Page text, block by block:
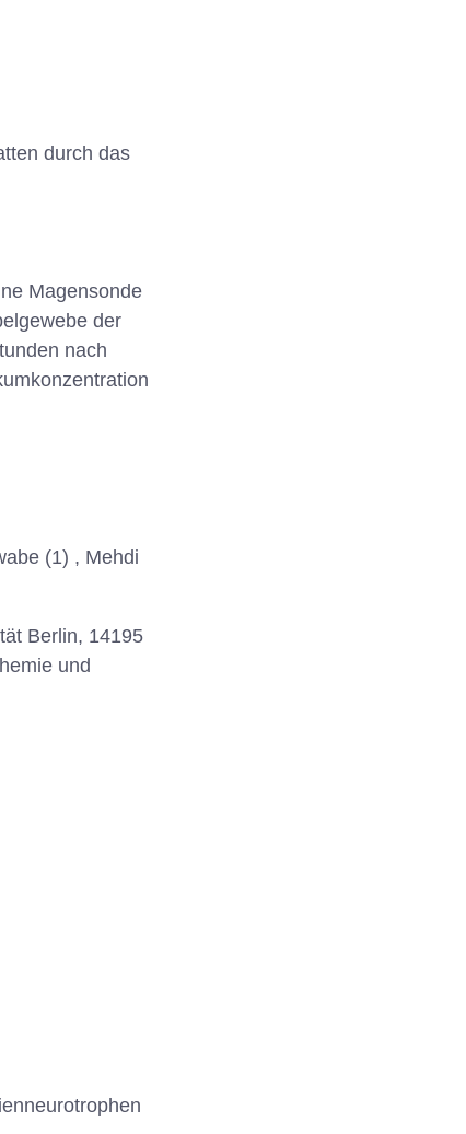
durch das
Magensonde
der
nach
(1) , Mehdi
Berlin, 14195
und